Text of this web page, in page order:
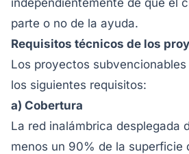
independientemente de que el
parte o no de la ayuda.
Requisitos técnicos de los
Los proyectos
los siguientes requisitos:
a) Cobertura
La red inalámbrica desplegada
menos un 90% de la superficie